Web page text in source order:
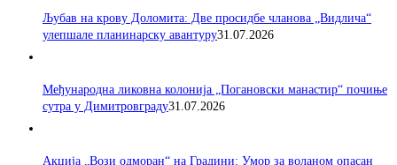
Љубав на крову Доломита: Две просидбе чланова „Видлича“
улепшале планинарску авантуру31.07.2026
Међународна ликовна колонија „Погановски манастир“ почиње
сутра у Димитровграду31.07.2026
Акција „Вози одморан“ на Градини: Умор за воланом опасан